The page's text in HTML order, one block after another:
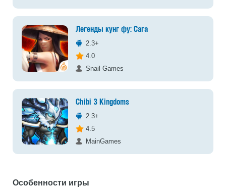
Легенды кунг фу: Сага
2.3+
4.0
Snail Games
Chibi 3 Kingdoms
2.3+
4.5
MainGames
Особенности игры